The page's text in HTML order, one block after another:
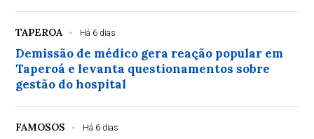
TAPEROA Há 6 dias
Demissão de médico gera reação popular em
Taperoá e levanta questionamentos sobre
gestão do hospital
FAMOSOS Há 6 dias